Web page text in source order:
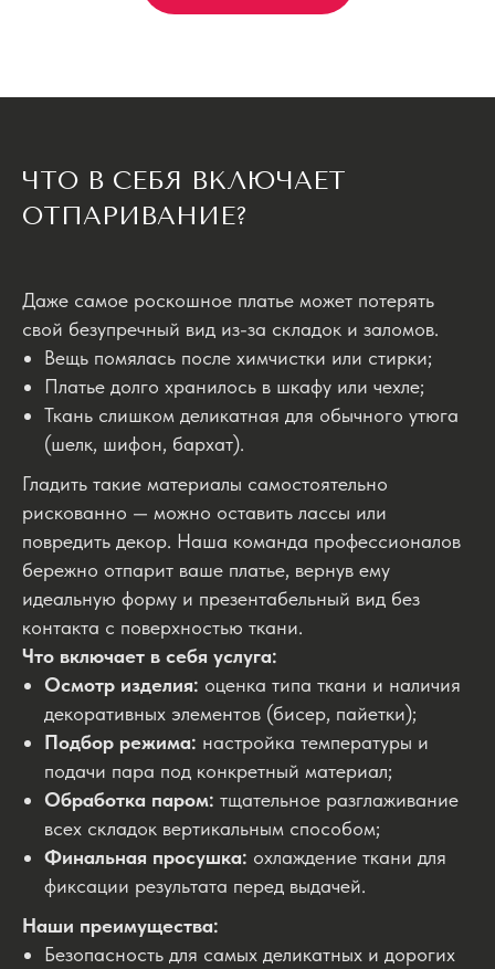
ЧТО В СЕБЯ ВКЛЮЧАЕТ
ОТПАРИВАНИЕ?
Даже самое роскошное платье может потерять
свой безупречный вид из-за складок и заломов.
Вещь помялась после химчистки или стирки;
Платье долго хранилось в шкафу или чехле;
Ткань слишком деликатная для обычного утюга
(шелк, шифон, бархат).
Гладить такие материалы самостоятельно
рискованно — можно оставить лассы или
повредить декор. Наша команда профессионалов
бережно отпарит ваше платье, вернув ему
идеальную форму и презентабельный вид без
контакта с поверхностью ткани.
Что включает в себя услуга:
Осмотр изделия: оценка типа ткани и наличия
декоративных элементов (бисер, пайетки);
Подбор режима: настройка температуры и
подачи пара под конкретный материал;
Обработка паром: тщательное разглаживание
всех складок вертикальным способом;
Финальная просушка: охлаждение ткани для
фиксации результата перед выдачей.
Наши преимущества:
Безопасность для самых деликатных и дорогих